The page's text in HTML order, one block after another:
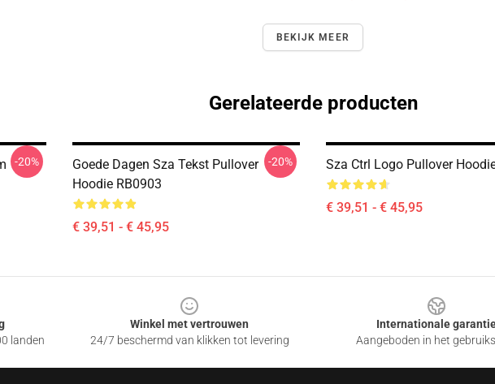
BEKIJK MEER
Gerelateerde producten
-20%
Goede Dagen Sza Tekst Pullover
Hoodie RB0903
€ 39,51 - € 45,95
-20% Sza Ctrl Logo Pullover
€ 39,51 - € 45,95
landen
Winkel met vertrouwen
24/7 beschermd van klikken tot levering
Internationale
Aangeboden in het